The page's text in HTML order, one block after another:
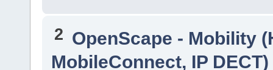
2 OpenScape - Mobility
MobileConnect, IP DECT)